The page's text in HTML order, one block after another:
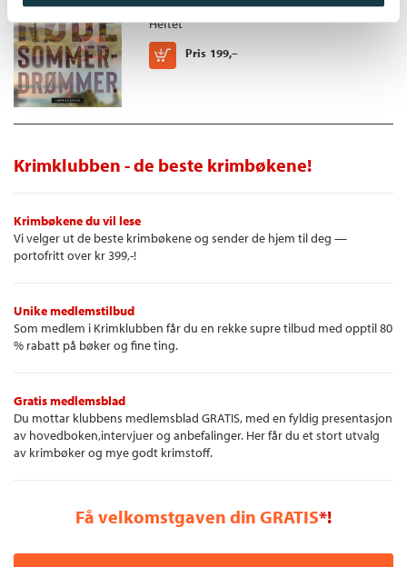
Heftet
Pris 199,–
Kjøp
Krimklubben - de beste krimbøkene!
Krimbøkene du vil lese
Vi velger ut de beste krimbøkene og sender de hjem til deg —
portofritt over kr 399,-!
Unike medlemstilbud
Som medlem i Krimklubben får du en rekke supre tilbud med opptil 80
% rabatt på bøker og fine ting.
Gratis medlemsblad
Du mottar klubbens medlemsblad GRATIS, med en fyldig presentasjon
av hovedboken,intervjuer og anbefalinger. Her får du et stort utvalg
av krimbøker og mye godt krimstoff.
Få velkomstgaven din GRATIS*!